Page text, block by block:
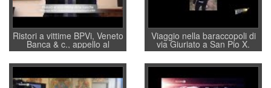
Ristori a vittime BPVi, Veneto
Banca & c., appello al
sottosegretario Alessio
Villarosa: per mettere ordine
convochi con Di Maio CNCU
a supporto della cabina di
Viaggio nella baraccopoli di
via Giuriato a San Pio X.
Vicenza ai Vicentini: “faremo
un regalo di Natale ai
residenti”